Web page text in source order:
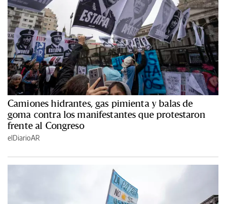
Camiones hidrantes, gas pimienta y balas de
goma contra los manifestantes que protestaron
frente al Congreso
elDiarioAR